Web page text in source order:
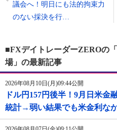
議会へ！明日にも法的拘束力
のない採決を行…
■FXデイトレーダーZEROの
場」の最新記事
2026年08月10日(月)09:44公開
ドル円157円後半！9月日米金
統計→弱い結果でも米金利な